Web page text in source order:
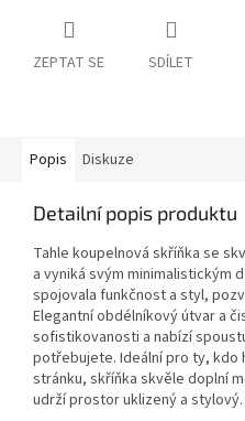
ZEPTAT SE SDÍLET
Popis Diskuze
Detailní popis produktu
Tahle koupelnová skříňka se
a vyniká svým minimalistickým
spojovala funkčnost a styl,
Elegantní obdélníkový útvar a
sofistikovanosti a nabízí
potřebujete. Ideální pro ty, kdo
stránku, skříňka skvěle doplní
udrží prostor uklizený a stylový.